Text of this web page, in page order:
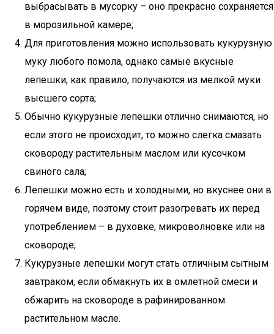
выбрасывать в мусорку – оно прекрасно сохраняется
в морозильной камере;
Для приготовления можно использовать кукурузную
муку любого помола, однако самые вкусные
лепешки, как правило, получаются из мелкой муки
высшего сорта;
Обычно кукурузные лепешки отлично снимаются, но
если этого не происходит, то можно слегка смазать
сковороду растительным маслом или кусочком
свиного сала;
Лепешки можно есть и холодными, но вкуснее они в
горячем виде, поэтому стоит разогревать их перед
употреблением – в духовке, микроволновке или на
сковороде;
Кукурузные лепешки могут стать отличным сытным
завтраком, если обмакнуть их в омлетной смеси и
обжарить на сковороде в рафинированном
растительном масле.